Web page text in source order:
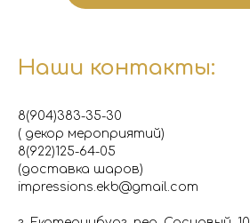
Наши контакты:
8(904)383-35-30
( декор мероприятий)
8(922)125-64-05
(доставка шаров)
impressions.ekb@gmail.com